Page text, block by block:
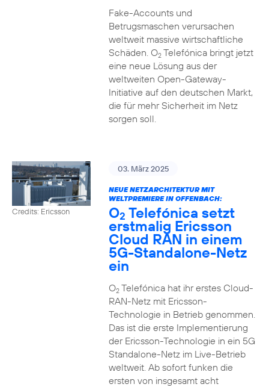
Fake-Accounts und
Betrugsmaschen verursachen
weltweit massive wirtschaftliche
Schäden. O2Telefónica bringt jetzt
eine neue Lösung aus der
weltweiten Open-Gateway-
Initiative auf den deutschen Markt,
die für mehr Sicherheit im Netz
sorgen soll.
Credits: Ericsson
03. März 2025
NEUE NETZARCHITEKTUR MIT
WELTPREMIERE IN OFFENBACH:
O2 Telefónica setzt
erstmalig Ericsson
Cloud RAN in einem
5G-Standalone-Netz
ein
O2Telefónica hat ihr erstes Cloud-
RAN-Netz mit Ericsson-
Technologie in Betrieb genommen.
Das ist die erste Implementierung
der Ericsson-Technologie in ein 5G
Standalone-Netz im Live-Betrieb
weltweit. Ab sofort funken die
ersten von insgesamt acht